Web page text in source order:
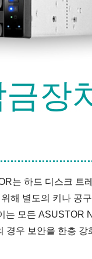
장
는 하드 디스크 트
해 별도의 키나 공구
는 모든 ASUSTOR
경우 보안을 한층 강